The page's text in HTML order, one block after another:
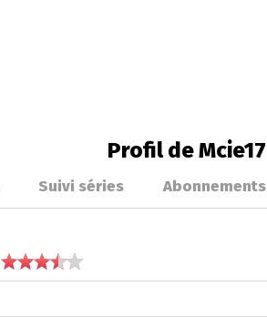
Profil de Mcie17
Suivi séries Abonnements